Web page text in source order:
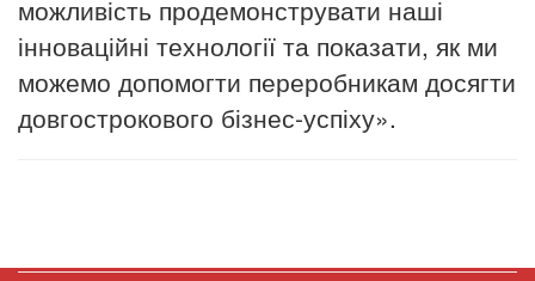
можливість продемонструвати наші
інноваційні технології та показати, як ми
можемо допомогти переробникам досягти
довгострокового бізнес-успіху».